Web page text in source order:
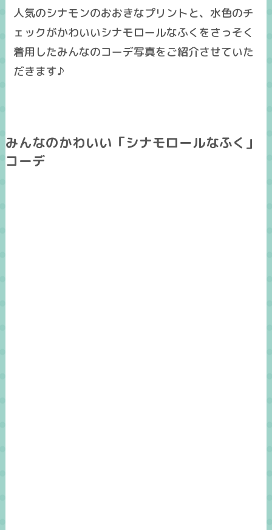
人気のシナモンのおおきなプリントと、水色のチ
ェックがかわいいシナモロールなふく をさっそく
着用したみんなのコーデ写真をご紹介させていた
だきます♪
みんなのかわいい「シナモロールなふく」
コーデ